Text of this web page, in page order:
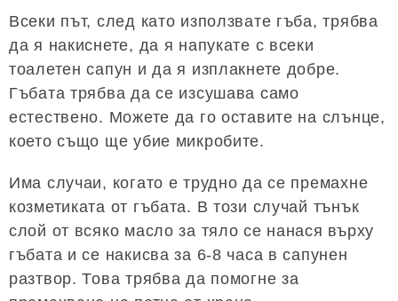
Всеки път, след като използвате гъба, трябва
да я накиснете, да я напукате с всеки
тоалетен сапун и да я изплакнете добре.
Гъбата трябва да се изсушава само
естествено. Можете да го оставите на слънце,
което също ще убие микробите.
Има случаи, когато е трудно да се премахне
козметиката от гъбата. В този случай тънък
слой от всяко масло за тяло се нанася върху
гъбата и се накисва за 6-8 часа в сапунен
разтвор. Това трябва да помогне за